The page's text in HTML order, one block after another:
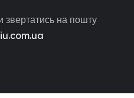
на пошту